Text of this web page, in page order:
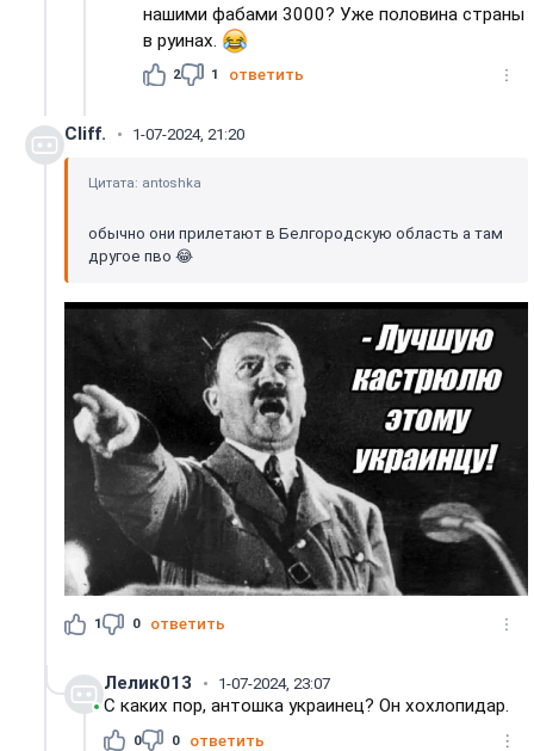
нашими фабами 3000? Уже половина страны
в руинах.
2 1 ответить
Cliff. 1-07-2024, 21:20
Цитата: antoshka
обычно они прилетают в Белгородскую область а там
другое пво 😂
1 0 ответить
Лелик013 1-07-2024, 23:07
С каких пор, антошка украинец? Он хохлопидар.
0 0 ответить